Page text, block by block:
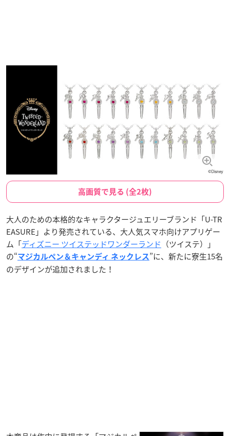
高画質で見る (全2枚)
大人のための本格的なキャラクタージュエリーブランド「U-TR
EASURE」より発売されている、大人気スマホ向けアプリゲー
ム「ディズニー ツイステッドワンダーランド （ツイステ）」
の“マジカルペン＆キャンディ ネックレス ”に、新たに寮生15名
のデザインが追加されました！